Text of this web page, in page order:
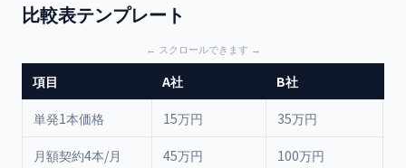
比較表テンプレート
項目 A社 B社
単発1本価格 15万円 35万円
月額契約4本/月 45万円 100万円